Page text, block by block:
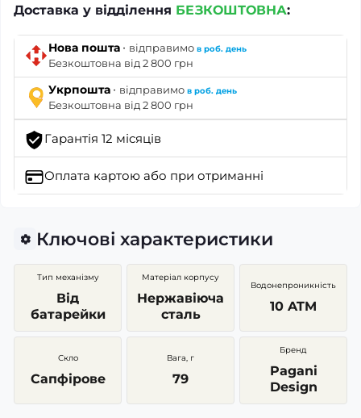
Доставка у відділення БЕЗКОШТОВНА:
Нова пошта · відправимо в роб. день
Безкоштовна від 2 800 грн
Укрпошта · відправимо в роб. день
Безкоштовна від 2 800 грн
Гарантія 12 місяців
Оплата картою або при отриманні
Ключові характеристики
Тип механізму
Від
батарейки
Матеріал корпусу
Нержавіюча
сталь
Водонепроникність
10 ATM
Скло
Сапфірове
Вага, г
79
Бренд
Pagani
Design